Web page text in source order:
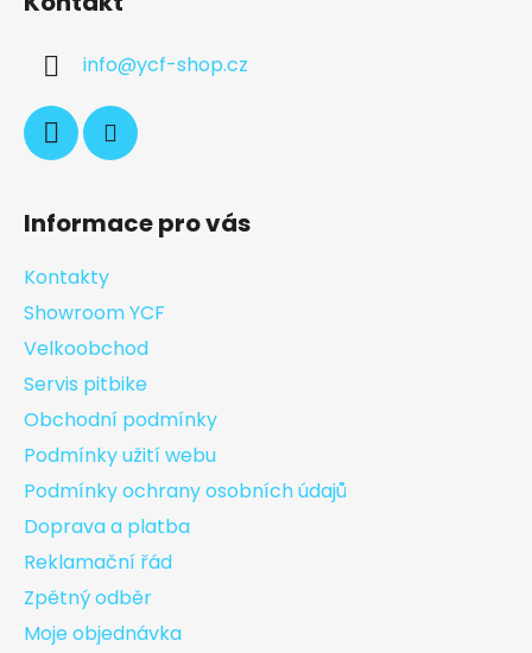
info@ycf-shop.cz
Informace pro vás
Kontakty
Showroom YCF
Velkoobchod
Servis pitbike
Obchodní podmínky
Podmínky užití webu
Podmínky ochrany osobních údajů
Doprava a platba
Reklamační řád
Zpětný odběr
Moje objednávka